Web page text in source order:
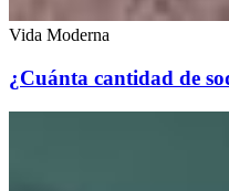
Vida Moderna
¿Cuánta cantidad de